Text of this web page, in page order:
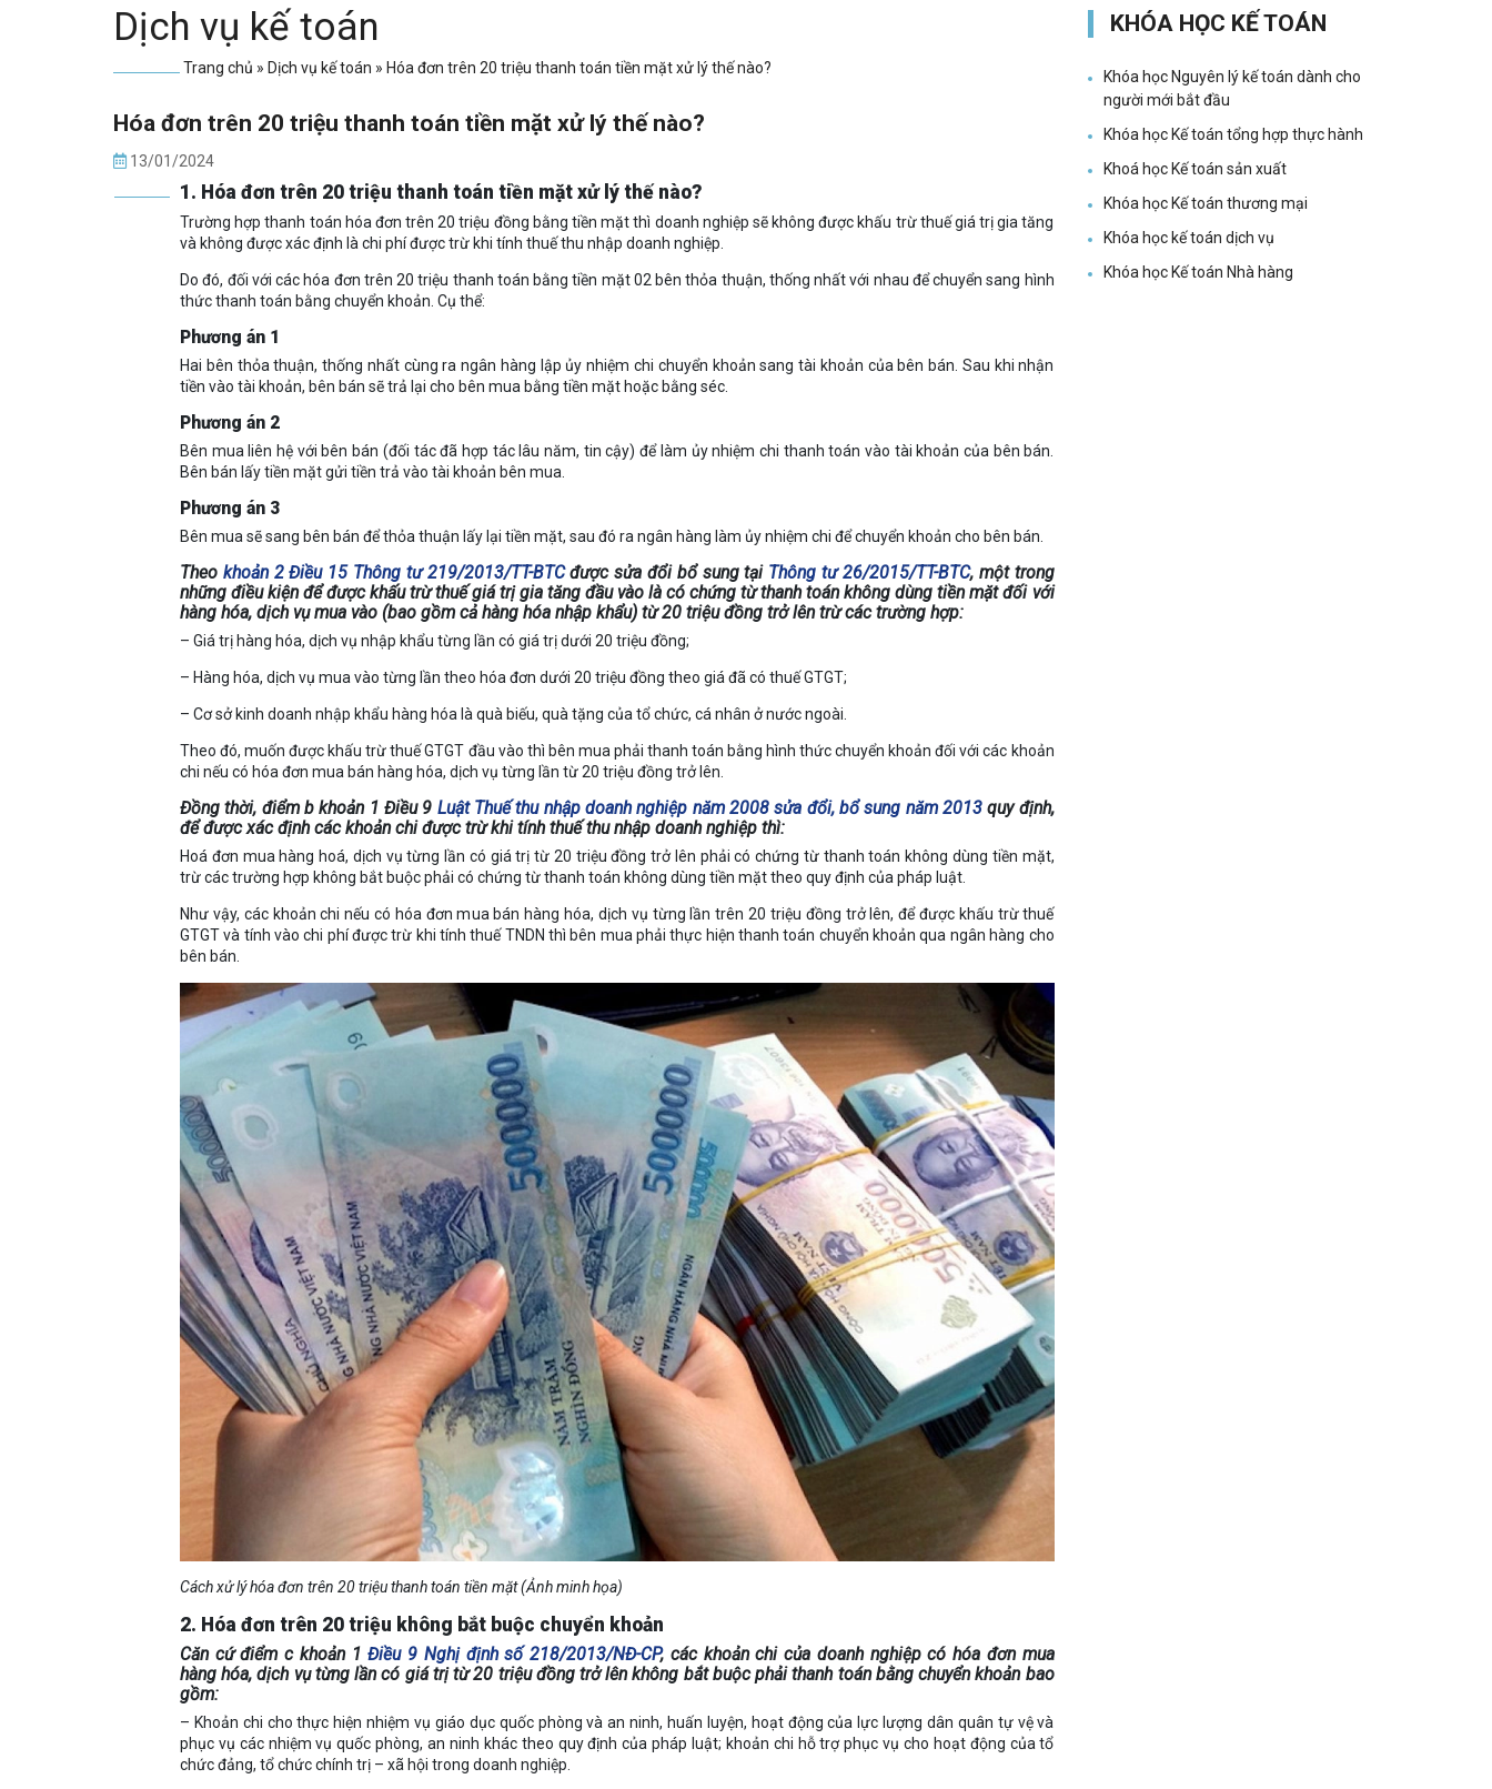
Dịch vụ kế toán
Trang chủ » Dịch vụ kế toán » Hóa đơn trên 20 triệu thanh toán tiền mặt xử lý thế nào?
Hóa đơn trên 20 triệu thanh toán tiền mặt xử lý thế nào?
13/01/2024
1. Hóa đơn trên 20 triệu thanh toán tiền mặt xử lý thế nào?
Trường hợp thanh toán hóa đơn trên 20 triệu đồng bằng tiền mặt thì doanh nghiệp sẽ không được khấu trừ thuế giá trị gia tăng
và không được xác định là chi phí được trừ khi tính thuế thu nhập doanh nghiệp.
Do đó, đối với các hóa đơn trên 20 triệu thanh toán bằng tiền mặt 02 bên thỏa thuận, thống nhất với nhau để chuyển sang hình
thức thanh toán bằng chuyển khoản. Cụ thể:
Phương án 1
Hai bên thỏa thuận, thống nhất cùng ra ngân hàng lập ủy nhiệm chi chuyển khoản sang tài khoản của bên bán. Sau khi nhận
tiền vào tài khoản, bên bán sẽ trả lại cho bên mua bằng tiền mặt hoặc bằng séc.
Phương án 2
Bên mua liên hệ với bên bán (đối tác đã hợp tác lâu năm, tin cậy) để làm ủy nhiệm chi thanh toán vào tài khoản của bên bán.
Bên bán lấy tiền mặt gửi tiền trả vào tài khoản bên mua.
Phương án 3
Bên mua sẽ sang bên bán để thỏa thuận lấy lại tiền mặt, sau đó ra ngân hàng làm ủy nhiệm chi để chuyển khoản cho bên bán.
Theo khoản 2 Điều 15 Thông tư 219/2013/TT-BTCđược sửa đổi bổ sung tại Thông tư 26/2015/TT-BTC, một trong
những điều kiện để được khấu trừ thuế giá trị gia tăng đầu vào là có chứng từ thanh toán không dùng tiền mặt đối với
hàng hóa, dịch vụ mua vào (bao gồm cả hàng hóa nhập khẩu) từ 20 triệu đồng trở lên trừ các trường hợp:
– Giá trị hàng hóa, dịch vụ nhập khẩu từng lần có giá trị dưới 20 triệu đồng;
– Hàng hóa, dịch vụ mua vào từng lần theo hóa đơn dưới 20 triệu đồng theo giá đã có thuế GTGT;
– Cơ sở kinh doanh nhập khẩu hàng hóa là quà biếu, quà tặng của tổ chức, cá nhân ở nước ngoài.
Theo đó, muốn được khấu trừ thuế GTGT đầu vào thì bên mua phải thanh toán bằng hình thức chuyển khoản đối với các khoản
chi nếu có hóa đơn mua bán hàng hóa, dịch vụ từng lần từ 20 triệu đồng trở lên.
Đồng thời, điểm b khoản 1 Điều 9 Luật Thuế thu nhập doanh nghiệp năm 2008 sửa đổi, bổ sung năm 2013quy định,
để được xác định các khoản chi được trừ khi tính thuế thu nhập doanh nghiệp thì:
Hoá đơn mua hàng hoá, dịch vụ từng lần có giá trị từ 20 triệu đồng trở lên phải có chứng từ thanh toán không dùng tiền mặt,
trừ các trường hợp không bắt buộc phải có chứng từ thanh toán không dùng tiền mặt theo quy định của pháp luật.
Như vậy, các khoản chi nếu có hóa đơn mua bán hàng hóa, dịch vụ từng lần trên 20 triệu đồng trở lên, để được khấu trừ thuế
GTGT và tính vào chi phí được trừ khi tính thuế TNDN thì bên mua phải thực hiện thanh toán chuyển khoản qua ngân hàng cho
bên bán.
Cách xử lý hóa đơn trên 20 triệu thanh toán tiền mặt (Ảnh minh họa)
2. Hóa đơn trên 20 triệu không bắt buộc chuyển khoản
Căn cứ điểm c khoản 1Điều 9 Nghị định số 218/2013/NĐ-CP, các khoản chi của doanh nghiệp có hóa đơn mua
hàng hóa, dịch vụ từng lần có giá trị từ 20 triệu đồng trở lên không bắt buộc phải thanh toán bằng chuyển khoản bao
gồm:
– Khoản chi cho thực hiện nhiệm vụ giáo dục quốc phòng và an ninh, huấn luyện, hoạt động của lực lượng dân quân tự vệ và
phục vụ các nhiệm vụ quốc phòng, an ninh khác theo quy định của pháp luật; khoản chi hỗ trợ phục vụ cho hoạt động của tổ
chức đảng, tổ chức chính trị – xã hội trong doanh nghiệp.
KHÓA HỌC KẾ TOÁN
Khóa học Nguyên lý kế toán dành cho
người mới bắt đầu
Khóa học Kế toán tổng hợp thực hành
Khoá học Kế toán sản xuất
Khóa học Kế toán thương mại
Khóa học kế toán dịch vụ
Khóa học Kế toán Nhà hàng